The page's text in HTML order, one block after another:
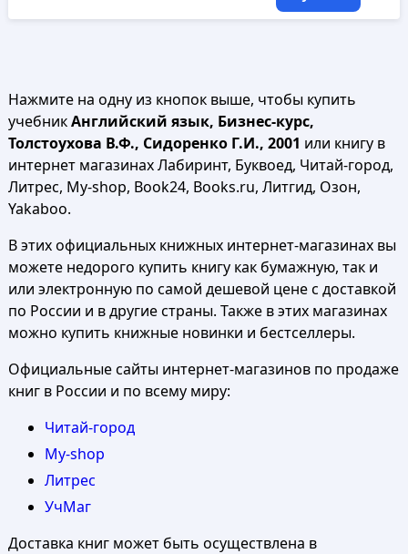
Нажмите на одну из кнопок выше, чтобы купить
учебникАнглийский язык, Бизнес-курс,
Толстоухова В.Ф., Сидоренко Г.И., 2001 или книгу в
интернет магазинах Лабиринт, Буквоед, Читай-город,
Литрес, My-shop, Book24, Books.ru, Литгид, Озон,
Yakaboo.
В этих официальных книжных интернет-магазинах вы
можете недорого купить книгу как бумажную, так и
или электронную по самой дешевой цене с доставкой
по России и в другие страны. Также в этих магазинах
можно купить книжные новинки и бестселлеры.
Официальные сайты интернет-магазинов по продаже
книг в России и по всему миру:
Читай-город
My-shop
Литрес
УчМаг
Доставка книг может быть осуществлена в